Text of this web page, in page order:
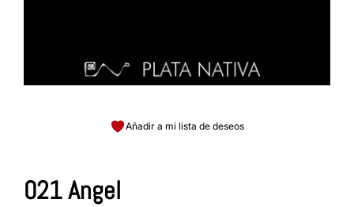
Añadir a mi lista de deseos
021 Angel